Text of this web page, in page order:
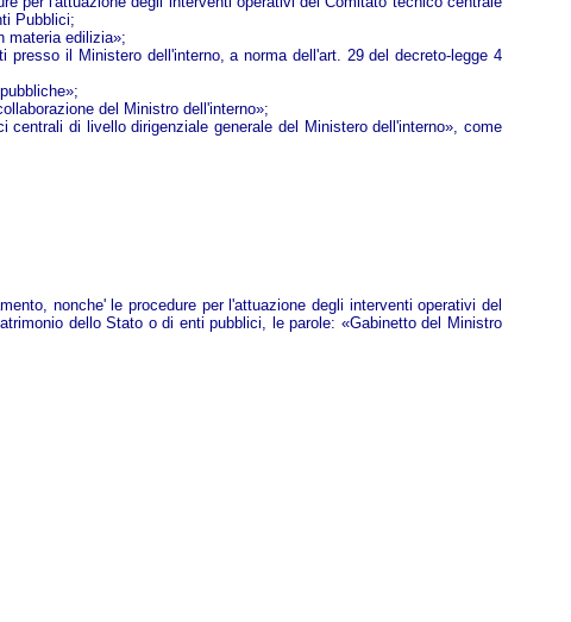
Pubblici;
materia edilizia»;
il Ministero dell'interno, a norma dell'art. 29 del decreto-legge 4
del Ministro dell'interno»;
di livello dirigenziale generale del Ministero dell'interno», come
nonche' le procedure per l'attuazione degli interventi operativi del
dello Stato o di enti pubblici, le parole: «Gabinetto del Ministro